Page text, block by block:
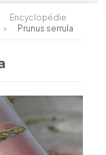
Encyclopédie
> Prunus serrula